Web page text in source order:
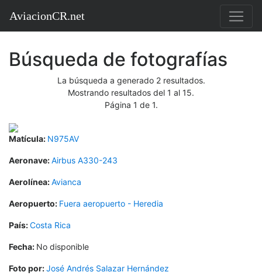
AviacionCR.net
Búsqueda de fotografías
La búsqueda a generado 2 resultados.
Mostrando resultados del 1 al 15.
Página 1 de 1.
Matícula: N975AV
Aeronave:Airbus A330-243
Aerolínea:Avianca
Aeropuerto: Fuera aeropuerto - Heredia
País:Costa Rica
Fecha: No disponible
Foto por:José Andrés Salazar Hernández